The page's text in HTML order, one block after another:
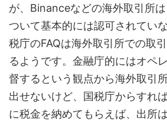
が、Binanceなどの海外取引所
ついて基本的には認可されてい
税庁のFAQは海外取引所での取
るようです。 金融庁的にはオペ
督するという観点から海外取引
出せないけど、国税庁からすれ
に税金を納めてもらえば、出所